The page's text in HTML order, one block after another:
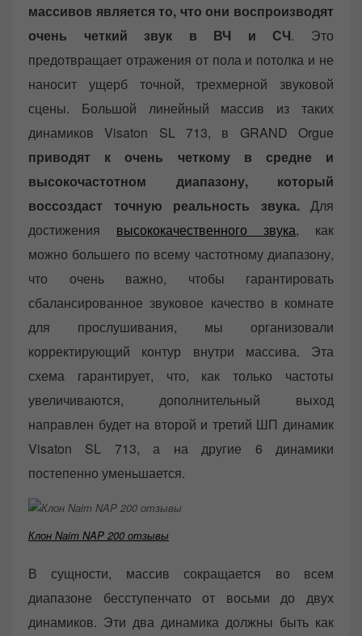
массивов является то, что они воспроизводят
очень четкий звук в ВЧ и СЧ. Это
предотвращает отражения от пола и потолка и не
наносит ущерб точной, трехмерной звуковой
сцены. Большой линейный массив из таких
динамиков Visaton SL 713, в GRAND Orgue
приводят к очень четкому в средне и
высокочастотном диапазону, который
воссоздаст точную реальность звука.Для
достижения высококачественного звука, как
можно большего по всему частотному диапазону,
что очень важно, чтобы гарантировать
сбалансированное звуковое качество в комнате
для прослушивания, мы организовали
корректирующий контур внутри массива. Эта
схема гарантирует, что, как только частоты
увеличиваются, дополнительный выход
направлен будет на второй и третий ШП динамик
Visaton SL 713, а на другие 6 динамики
постепенно уменьшается.
Клон Naim NAP 200 отзывы
В сущности, массив сокращается во всем
диапазоне бесступенчато от восьми до двух
динамиков. Эти два динамика должны быть как